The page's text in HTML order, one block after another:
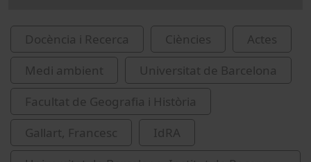
Docència i Recerca Ciències
Actes
Medi ambient
Universitat de Barcelona
Facultat de Geografia i Història
Gallart, Francesc
IdRA